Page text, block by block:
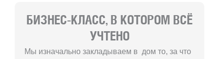
БИЗНЕС-КЛАСС, В КОТОРОМ ВСЁ
УЧТЕНО
Мы изначально закладываем в дом то, за что